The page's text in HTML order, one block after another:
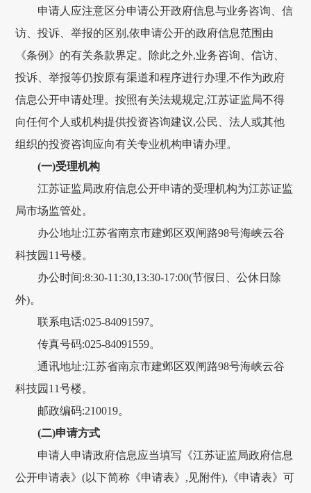
申请人应注意区分申请公开政府信息与业务咨询、信
访、投诉、举报的区别,依申请公开的政府信息范围由
《条例》的有关条款界定。除此之外,业务咨询、信访、
投诉、举报等仍按原有渠道和程序进行办理,不作为政府
信息公开申请处理。按照有关法规规定,江苏证监局不得
向任何个人或机构提供投资咨询建议,公民、法人或其他
组织的投资咨询应向有关专业机构申请办理。
(一)受理机构
江苏证监局政府信息公开申请的受理机构为江苏证监
局市场监管处。
办公地址:江苏省南京市建邺区双闸路98号海峡云谷
科技园11号楼。
办公时间:8:30-11:30,13:30-17:00(节假日、公休日除
外)。
联系电话:025-84091597。
传真号码:025-84091559。
通讯地址:江苏省南京市建邺区双闸路98号海峡云谷
科技园11号楼。
邮政编码:210019。
(二)申请方式
申请人申请政府信息应当填写《江苏证监局政府信息
公开申请表》(以下简称《申请表》,见附件),《申请表》可